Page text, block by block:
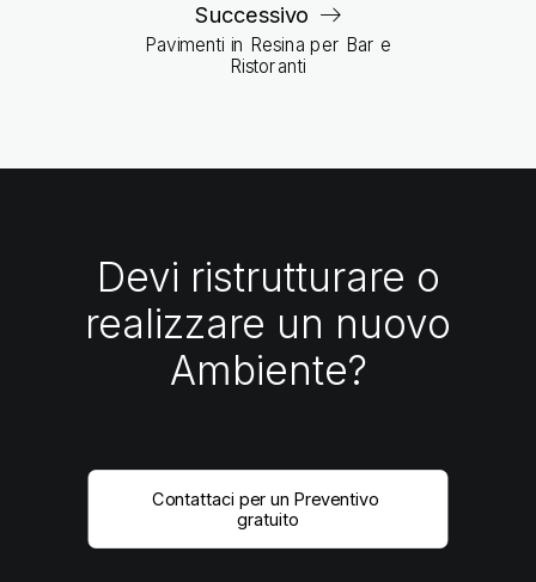
Successivo
Pavimenti in Resina per Bar e
Ristoranti
Devi ristrutturare o
realizzare un nuovo
Ambiente?
Contattaci per un Preventivo
gratuito